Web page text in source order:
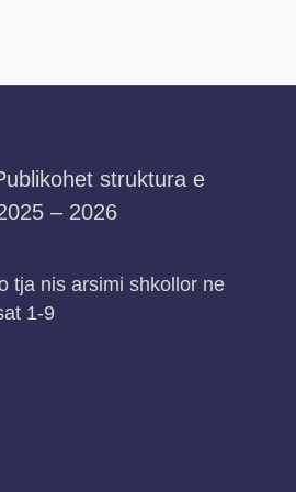
struktura e
– 2026
tja nis arsimi shkollor ne
1-9